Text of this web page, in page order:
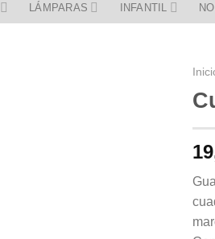
LÁMPARAS INFANTIL